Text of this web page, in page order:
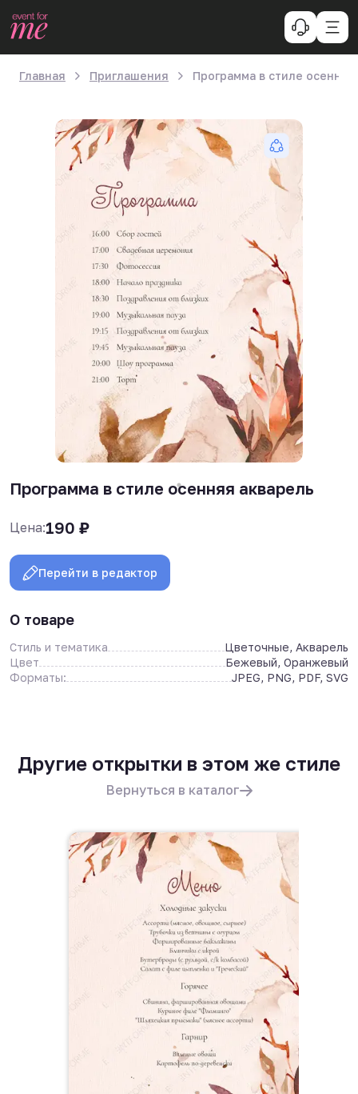
Главная Приглашения Программа в стиле осенняя
Программа в стиле осенняя акварель
Цена:190 ₽
Перейти в редактор
О товаре
Стиль и тематика
Цветочные, Акварель
Цвет
Бежевый, Оранжевый
Форматы:
JPEG, PNG, PDF, SVG
Другие открытки в этом же стиле
Вернуться в каталог